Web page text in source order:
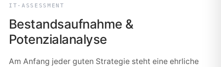
IT-ASSESSMENT
Bestandsaufnahme &
Potenzialanalyse
Am Anfang jeder guten Strategie steht eine ehrliche